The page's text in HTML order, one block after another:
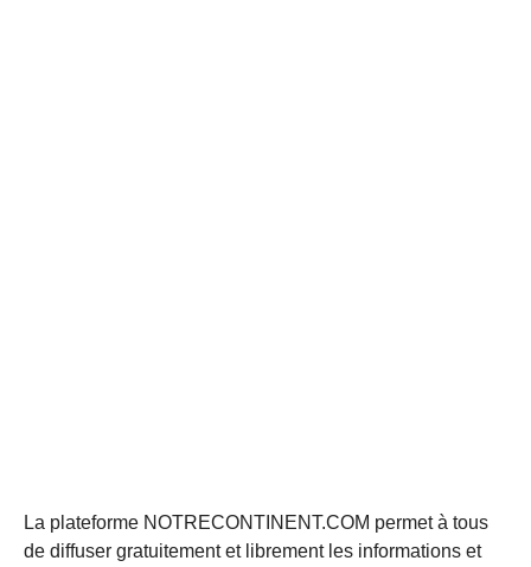
La plateforme NOTRECONTINENT.COM permet à tous
de diffuser gratuitement et librement les informations et